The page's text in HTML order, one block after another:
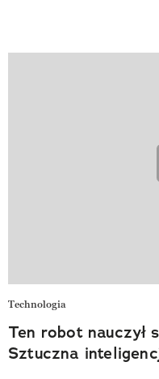
Technologia
Ten robot nauczył
Sztuczna